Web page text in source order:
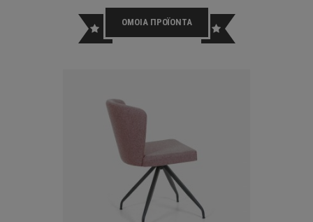
ΟΜΟΙΑ ΠΡΟΪΟΝΤΑ